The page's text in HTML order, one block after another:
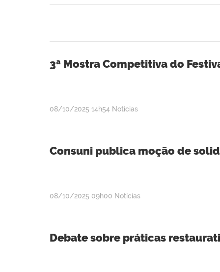
3ª Mostra Competitiva do
publicado
08/10/2025 14h54 Notícias
Consuni publica moção de
publicado
08/10/2025 09h00 Notícias
Debate sobre práticas